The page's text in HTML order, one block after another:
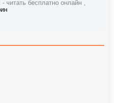
читать бесплатно онлайн ,